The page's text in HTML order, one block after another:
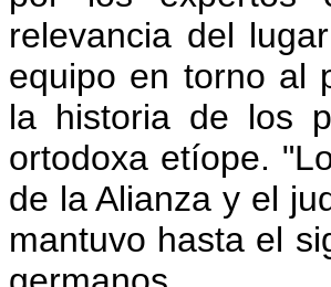
relevancia del
equipo en torno al
la historia de los
ortodoxa etíope.
de la Alianza y el
mantuvo hasta el